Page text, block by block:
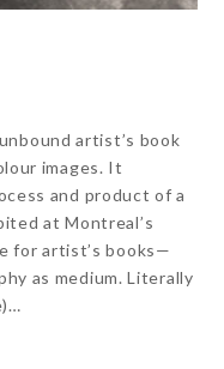
artist’s book
images. It
and product of a
at Montreal’s
for artist’s books—
as medium. Literally